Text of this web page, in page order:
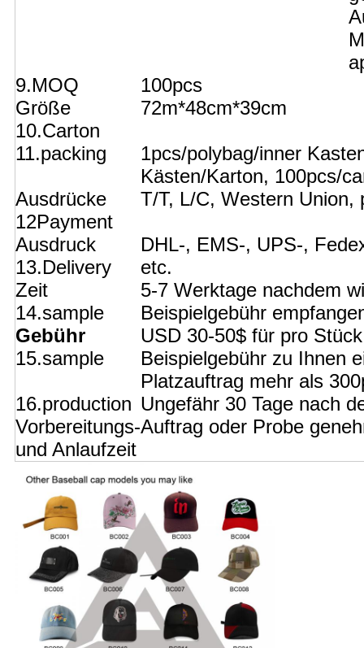
9.MOQ
100pcs
Größe
10.Carton
72m*48cm*39cm
11.packing
1pcs/polybag/inner
Kästen/Karton, 100pcs/
Ausdrücke
12Payment
T/T, L/C, Western Union,
Ausdruck
13.Delivery
DHL-, EMS-, UPS-,
etc.
Zeit
14.sample
5-7 Werktage nachdem
Beispielgebühr
Gebühr
15.sample
USD 30-50$ für pro
Beispielgebühr zu Ihnen
Platzauftrag mehr als
16.production
Vorbereitungs-
und Anlaufzeit
Ungefähr 30 Tage nach
Auftrag oder Probe